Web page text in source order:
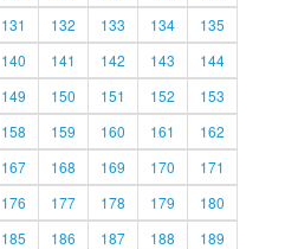
131 132 133 134
135
140 141 142 143
144
149 150 151 152
153
158 159 160 161
162
167 168 169 170
171
176 177 178 179
180
185 186 187 188
189